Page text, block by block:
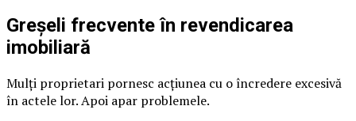
Greșeli frecvente în revendicarea
imobiliară
Mulți proprietari pornesc acțiunea cu o încredere excesivă
în actele lor. Apoi apar problemele.